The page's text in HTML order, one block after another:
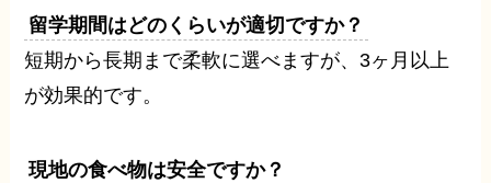
留学期間はどのくらいが適切ですか？
短期から長期まで柔軟に選べますが、3ヶ月以上
が効果的です。
現地の食べ物は安全ですか？